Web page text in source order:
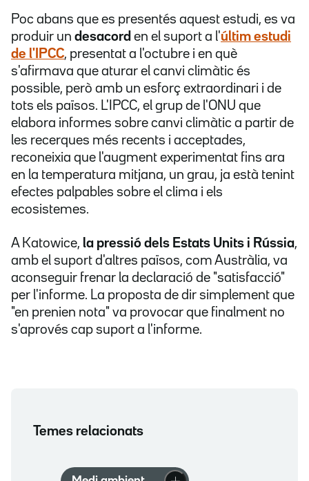
Poc abans que es presentés aquest estudi, es va
produir un desacord en el suport a l'últim estudi
de l'IPCC, presentat a l'octubre i en què
s'afirmava que aturar el canvi climàtic és
possible, però amb un esforç extraordinari i de
tots els països. L'IPCC, el grup de l'ONU que
elabora informes sobre canvi climàtic a partir de
les recerques més recents i acceptades,
reconeixia que l'augment experimentat fins ara
en la temperatura mitjana, un grau, ja està tenint
efectes palpables sobre el clima i els
ecosistemes.
A Katowice, la pressió dels Estats Units i Rússia,
amb el suport d'altres països, com Austràlia, va
aconseguir frenar la declaració de "satisfacció"
per l'informe. La proposta de dir simplement que
"en prenien nota" va provocar que finalment no
s'aprovés cap suport a l'informe.
Temes relacionats